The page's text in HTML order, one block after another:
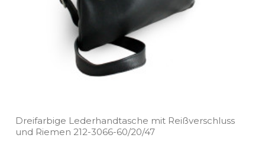
Dreifarbige Lederhandtasche mit Reißverschluss
und Riemen 212­-3066­-60/20/47